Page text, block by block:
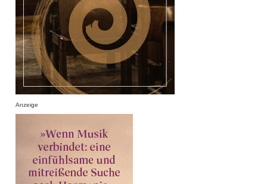
Anzeige